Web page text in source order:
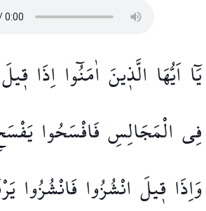
يَٓا اَيُّهَا الَّذ۪ينَ اٰمَنُٓوا اِذَا ق۪يلَ
فِي الْمَجَالِسِفَافْسَحُوا
وَاِذَا ق۪يلَ انْشُزُوا فَانْشُزُوا